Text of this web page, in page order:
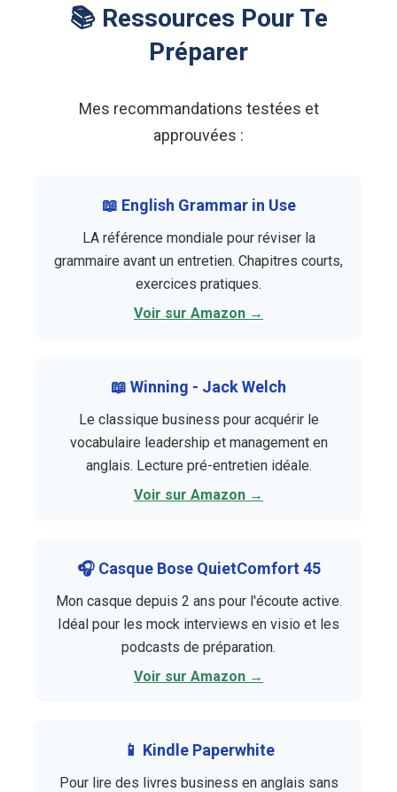
📚 Ressources Pour Te
Préparer
Mes recommandations testées et
approuvées :
📖 English Grammar in Use
LA référence mondiale pour réviser la
grammaire avant un entretien. Chapitres courts,
exercices pratiques.
Voir sur Amazon →
📖 Winning - Jack Welch
Le classique business pour acquérir le
vocabulaire leadership et management en
anglais. Lecture pré-entretien idéale.
Voir sur Amazon →
🎧 Casque Bose QuietComfort 45
Mon casque depuis 2 ans pour l'écoute active.
Idéal pour les mock interviews en visio et les
podcasts de préparation.
Voir sur Amazon →
📱 Kindle Paperwhite
Pour lire des livres business en anglais sans